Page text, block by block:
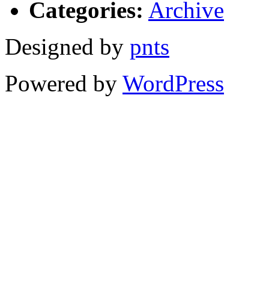
Categories: Archive
Designed by pnts
Powered by WordPress